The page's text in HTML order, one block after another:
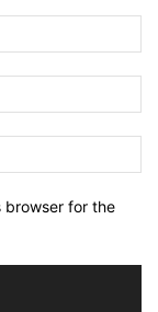
browser for the